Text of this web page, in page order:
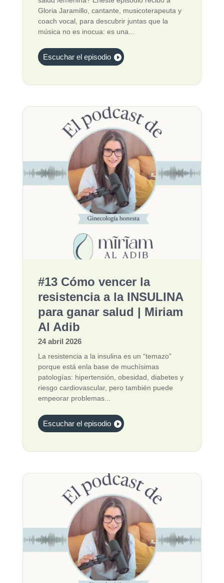
Gloria Jaramillo, cantante, musicoterapeuta y
coach vocal, para descubrir juntas que la
música no es inocua: es una...
Escuchar el episodio
#13 Cómo vencer la
resistencia a la INSULINA
para ganar salud | Miriam
Al Adib
24 abril 2026
La resistencia a la insulina es un “temazo”
porque está enla base de muchísimas
patologías: hipertensión, obesidad, diabetes y
riesgo cardiovascular, pero también puede
empeorar problemas...
Escuchar el episodio